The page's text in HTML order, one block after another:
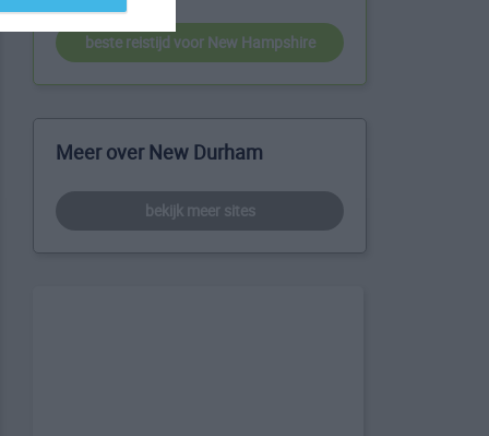
beste reistijd voor New Hampshire
Meer over New Durham
bekijk meer sites